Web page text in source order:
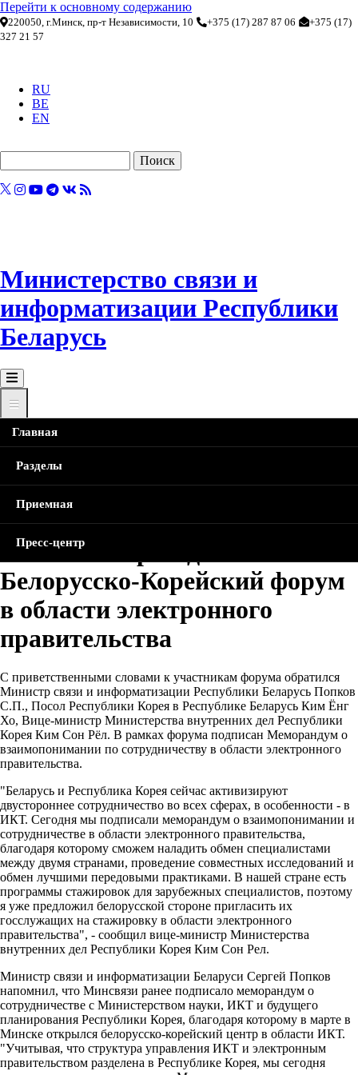
Перейти к основному содержанию
220050, г.Минск, пр-т Независимости, 10 +375 (17) 287 87 06
+375 (17)
327 21 57
RU
BE
EN
Министерство связи и
информатизации Республики
Беларусь
Главная
Разделы
Приемная
Пресс-центр
Строка
навигации
Главная
Сегодня, 26 апреля в Минсвязи проходит
Белорусско-Корейский форум в области электронного
Сегодня, 26 апреля в
Минсвязи проходит
Белорусско-Корейский форум
в области электронного
правительства
С приветственными словами к участникам форума обратился
Министр связи и информатизации Республики Беларусь Попков
С.П., Посол Республики Корея в Республике Беларусь Ким Ёнг
Хо, Вице-министр Министерства внутренних дел Республики
Корея Ким Сон Рёл. В рамках форума подписан Меморандум о
взаимопонимании по сотрудничеству в области электронного
правительства.
"Беларусь и Республика Корея сейчас активизируют
двустороннее сотрудничество во всех сферах, в особенности - в
ИКТ. Сегодня мы подписали меморандум о взаимопонимании и
сотрудничестве в области электронного правительства,
благодаря которому сможем наладить обмен специалистами
между двумя странами, проведение совместных исследований и
обмен лучшими передовыми практиками. В нашей стране есть
программы стажировок для зарубежных специалистов, поэтому
я уже предложил белорусской стороне пригласить их
госслужащих на стажировку в области электронного
правительства", - сообщил вице-министр Министерства
внутренних дел Республики Корея Ким Сон Рел.
Министр связи и информатизации Беларуси Сергей Попков
напомнил, что Минсвязи ранее подписало меморандум о
сотрудничестве с Министерством науки, ИКТ и будущего
планирования Республики Корея, благодаря которому в марте в
Минске открылся белорусско-корейский центр в области ИКТ.
"Учитывая, что структура управления ИКТ и электронным
правительством разделена в Республике Корея, мы сегодня